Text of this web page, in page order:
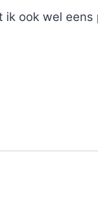
ook wel eens